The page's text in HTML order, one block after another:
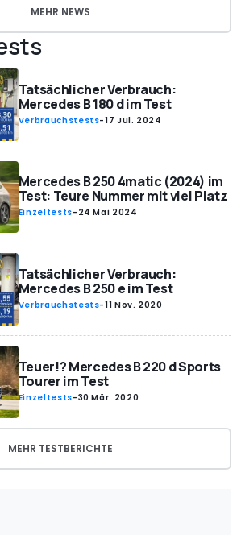
MEHR NEWS
Tatsächlicher Verbrauch:
Mercedes B 180 d im Test
Verbrauchstests-17 Jul. 2024
Mercedes B 250 4matic (2024) im
Test: Teure Nummer mit viel Platz
Einzeltests- 24 Mai 2024
Tatsächlicher Verbrauch:
Mercedes B 250 e im Test
Verbrauchstests-11 Nov. 2020
Teuer!? Mercedes B 220 d Sports
Tourer im Test
Einzeltests-30 Mär. 2020
MEHR TESTBERICHTE